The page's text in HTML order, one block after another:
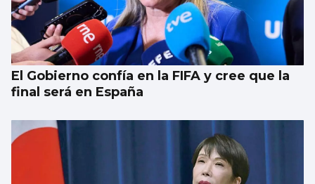
Investigan por asesinato al detenido por un
atropello mortal intencionado en Ames
El Gobierno confía en la FIFA y cree que la
final será en España